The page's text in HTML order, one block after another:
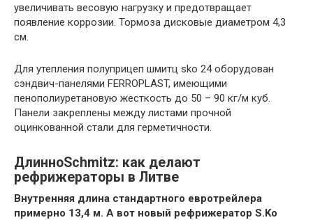
увеличивать весовую нагрузку и предотвращает
появление коррозии. Тормоза дисковые диаметром 4,3
см.
Для утепления полуприцеп шмитц sko 24 оборудован
сэндвич-панелями FERROPLAST, имеющими
пенополиуретановую жесткость до 50 – 90 кг/м куб.
Панели закреплены между листами прочной
оцинкованной стали для герметичности.
ДлинноSchmitz: как делают
рефрижераторы в Литве
Внутренняя длина стандартного евротрейлера
примерно 13,4 м. А вот новый рефрижератор S.Ko